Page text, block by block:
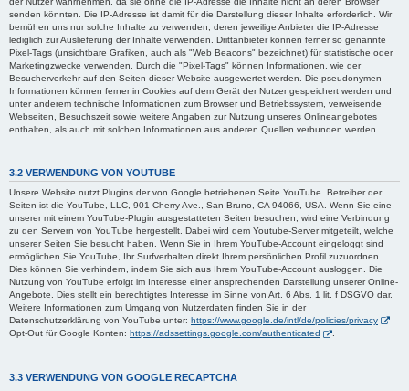
senden könnten. Die IP-Adresse ist damit für die Darstellung dieser Inhalte erforderlich. Wir
bemühen uns nur solche Inhalte zu verwenden, deren jeweilige Anbieter die IP-Adresse
lediglich zur Auslieferung der Inhalte verwenden. Drittanbieter können ferner so genannte
Pixel-Tags (unsichtbare Grafiken, auch als "Web Beacons" bezeichnet) für statistische oder
Marketingzwecke verwenden. Durch die "Pixel-Tags" können Informationen, wie der
Besucherverkehr auf den Seiten dieser Website ausgewertet werden. Die pseudonymen
Informationen können ferner in Cookies auf dem Gerät der Nutzer gespeichert werden und
unter anderem technische Informationen zum Browser und Betriebssystem, verweisende
Webseiten, Besuchszeit sowie weitere Angaben zur Nutzung unseres Onlineangebotes
enthalten, als auch mit solchen Informationen aus anderen Quellen verbunden werden.
3.2 VERWENDUNG VON YOUTUBE
Unsere Website nutzt Plugins der von Google betriebenen Seite YouTube. Betreiber der
Seiten ist die YouTube, LLC, 901 Cherry Ave., San Bruno, CA 94066, USA. Wenn Sie eine
unserer mit einem YouTube-Plugin ausgestatteten Seiten besuchen, wird eine Verbindung
zu den Servern von YouTube hergestellt. Dabei wird dem Youtube-Server mitgeteilt, welche
unserer Seiten Sie besucht haben. Wenn Sie in Ihrem YouTube-Account eingeloggt sind
ermöglichen Sie YouTube, Ihr Surfverhalten direkt Ihrem persönlichen Profil zuzuordnen.
Dies können Sie verhindern, indem Sie sich aus Ihrem YouTube-Account ausloggen. Die
Nutzung von YouTube erfolgt im Interesse einer ansprechenden Darstellung unserer Online-
Angebote. Dies stellt ein berechtigtes Interesse im Sinne von Art. 6 Abs. 1 lit. f DSGVO dar.
Weitere Informationen zum Umgang von Nutzerdaten finden Sie in der
Datenschutzerklärung von YouTube unter: https://www.google.de/intl/de/policies/privacy
Opt-Out für Google Konten: https://adssettings.google.com/authenticated .
3.3 VERWENDUNG VON GOOGLE RECAPTCHA